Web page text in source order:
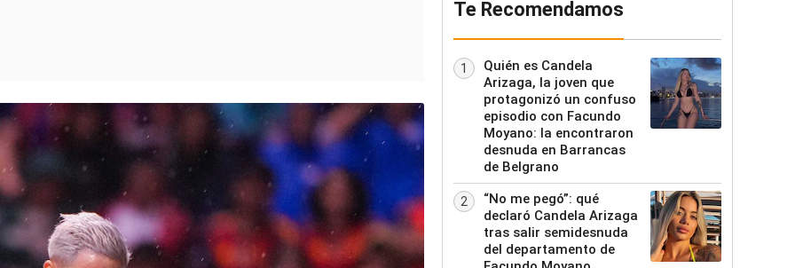
Te Recomendamos
1
Quién es Candela
Arizaga, la joven que
protagonizó un confuso
episodio con Facundo
Moyano: la encontraron
desnuda en Barrancas
de Belgrano
2
“No me pegó”: qué
declaró Candela Arizaga
tras salir semidesnuda
del departamento de